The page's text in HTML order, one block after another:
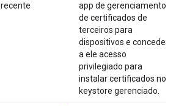
recente
app de gerenciamento
de certificados de
terceiros para
dispositivos e conceder
a ele acesso
privilegiado para
instalar certificados no
keystore gerenciado.